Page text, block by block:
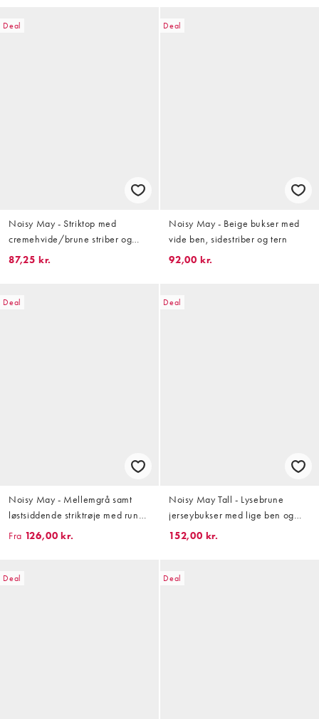
Deal
Noisy May - Striktop med
cremehvide/brune striber og
tekstur
87,25 kr.
Deal
Noisy May - Beige bukser med
vide ben, sidestriber og tern
92,00 kr.
Deal
Noisy May - Mellemgrå samt
løstsiddende striktrøje med rund
hals
Fra 126,00 kr.
Deal
Noisy May Tall - Lysebrune
jerseybukser med lige ben og
hvide sidestriber
152,00 kr.
Deal Deal